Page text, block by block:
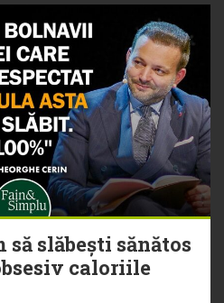
să slăbești sănătos
caloriile